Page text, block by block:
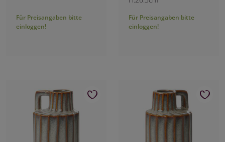
Für Preisangaben bitte
einloggen!
Für Preisangaben bitte
einloggen!